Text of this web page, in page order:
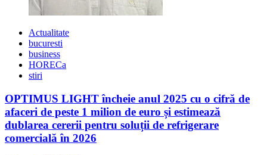
Actualitate
bucuresti
business
HORECa
stiri
OPTIMUS LIGHT încheie anul 2025 cu o cifră de
afaceri de peste 1 milion de euro și estimează
dublarea cererii pentru soluții de refrigerare
comercială în 2026